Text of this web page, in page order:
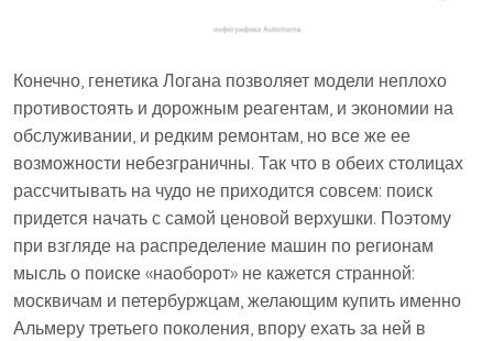
Конечно, генетика Логана позволяет модели неплохо
противостоять и дорожным реагентам, и экономии на
обслуживании, и редким ремонтам, но все же ее
возможности небезграничны. Так что в обеих столицах
рассчитывать на чудо не приходится совсем: поиск
придется начать с самой ценовой верхушки. Поэтому
при взгляде на распределение машин по регионам
мысль о поиске «наоборот» не кажется странной:
москвичам и петербуржцам, желающим купить именно
Альмеру третьего поколения, впору ехать за ней в